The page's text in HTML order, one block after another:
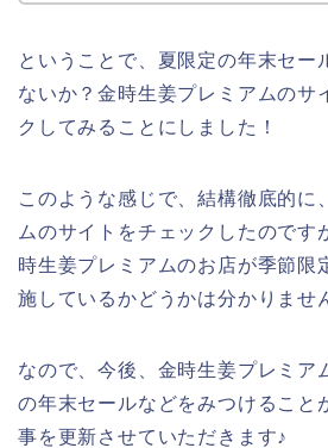
ということで、夏限定の年末セー
ないか？金時生姜プレミアムのサ
クしてみることにしました！
このような感じで、結構徹底的に
ムのサイトをチェックしたのです
時生姜プレミアムのお店が季節限
施しているかどうかは分かりませ
なので、今後、金時生姜プレミア
の年末セールなどをみつけること
事を更新させていただきます♪